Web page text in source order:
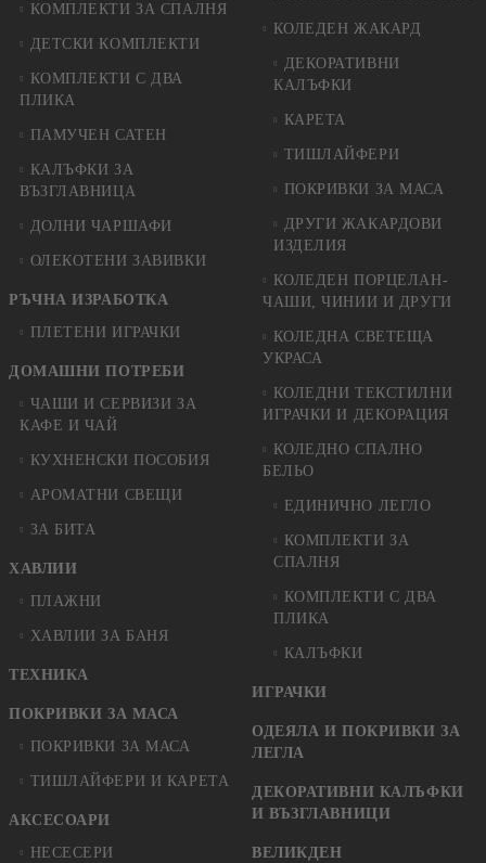
КОМПЛЕКТИ ЗА СПАЛНЯ
ДЕТСКИ КОМПЛЕКТИ
КОМПЛЕКТИ С ДВА
ПЛИКА
ПАМУЧЕН САТЕН
КАЛЪФКИ ЗА
ВЪЗГЛАВНИЦА
ДОЛНИ ЧАРШАФИ
ОЛЕКОТЕНИ ЗАВИВКИ
РЪЧНА ИЗРАБОТКА
ПЛЕТЕНИ ИГРАЧКИ
ДОМАШНИ ПОТРЕБИ
ЧАШИ И СЕРВИЗИ ЗА
КАФЕ И ЧАЙ
КУХНЕНСКИ ПОСОБИЯ
АРОМАТНИ СВЕЩИ
ЗА БИТА
ХАВЛИИ
ПЛАЖНИ
ХАВЛИИ ЗА БАНЯ
ТЕХНИКА
ПОКРИВКИ ЗА МАСА
ПОКРИВКИ ЗА МАСА
ТИШЛАЙФЕРИ И КАРЕТА
АКСЕСОАРИ
НЕСЕСЕРИ
КОЛЕДЕН ЖАКАРД
ДЕКОРАТИВНИ
КАЛЪФКИ
КАРЕТА
ТИШЛАЙФЕРИ
ПОКРИВКИ ЗА МАСА
ДРУГИ ЖАКАРДОВИ
ИЗДЕЛИЯ
КОЛЕДЕН ПОРЦЕЛАН-
ЧАШИ, ЧИНИИ И ДРУГИ
КОЛЕДНА СВЕТЕЩА
УКРАСА
КОЛЕДНИ ТЕКСТИЛНИ
ИГРАЧКИ И ДЕКОРАЦИЯ
КОЛЕДНO СПАЛНO
БЕЛЬО
ЕДИНИЧНО ЛЕГЛО
КОМПЛЕКТИ ЗА
СПАЛНЯ
КОМПЛЕКТИ С ДВА
ПЛИКА
КАЛЪФКИ
ИГРАЧКИ
ОДЕЯЛА И ПОКРИВКИ ЗА
ЛЕГЛА
ДЕКОРАТИВНИ КАЛЪФКИ
И ВЪЗГЛАВНИЦИ
ВЕЛИКДЕН